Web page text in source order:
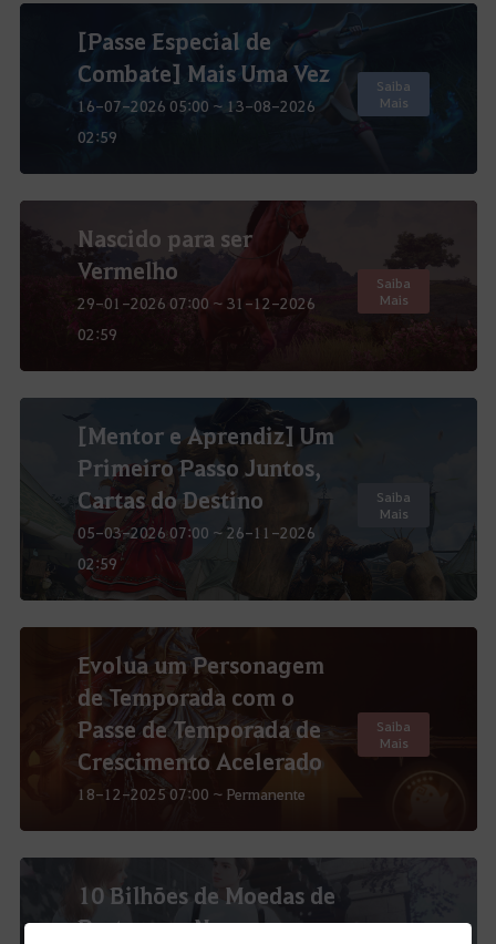
[Passe Especial de
Combate] Mais Uma Vez
16-07-2026 05:00 ~ 13-08-2026
02:59
Saiba
Mais
Nascido para ser
Vermelho
29-01-2026 07:00 ~ 31-12-2026
02:59
Saiba
Mais
[Mentor e Aprendiz] Um
Primeiro Passo Juntos,
Cartas do Destino
05-03-2026 07:00 ~ 26-11-2026
02:59
Saiba
Mais
Evolua um Personagem
de Temporada com o
Passe de Temporada de
Crescimento Acelerado
18-12-2025 07:00 ~ Permanente
Saiba
Mais
10 Bilhões de Moedas de
Prata para Novos